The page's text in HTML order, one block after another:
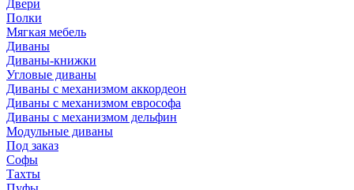
Двери
Полки
Мягкая мебель
Диваны
Диваны-книжки
Угловые диваны
Диваны с механизмом аккордеон
Диваны с механизмом еврософа
Диваны с механизмом дельфин
Модульные диваны
Под заказ
Софы
Тахты